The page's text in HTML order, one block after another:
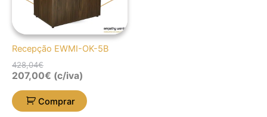
Recepção EWMI-OK-5B
428,04€
207,00€ (c/iva)
Comprar